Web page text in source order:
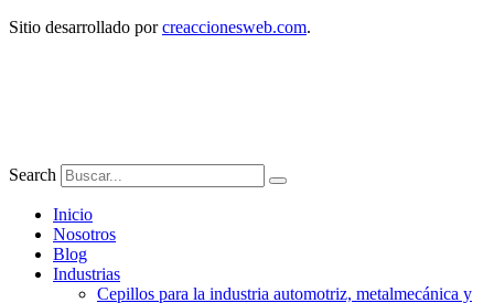
Sitio desarrollado porcreaccionesweb.com.
Search
Inicio
Nosotros
Blog
Industrias
Cepillos para la industria automotriz, metalmecánica y